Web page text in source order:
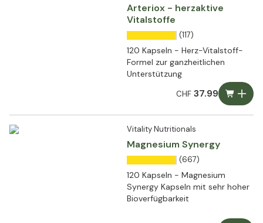
Arteriox - herzaktive
Vitalstoffe
(117)
120 Kapseln - Herz-Vitalstoff-
Formel zur ganzheitlichen
Unterstützung
CHF37.99
Vitality Nutritionals
Magnesium Synergy
(667)
120 Kapseln - Magnesium
Synergy Kapseln mit sehr hoher
Bioverfügbarkeit